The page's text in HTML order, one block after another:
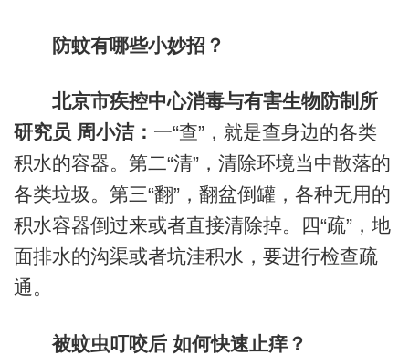
防蚊有哪些小妙招？
北京市疾控中心消毒与有害生物防制所
研究员 周小洁： 一“查”，就是查身边的各类
积水的容器。第二“清”，清除环境当中散落的
各类垃圾。第三“翻”，翻盆倒罐，各种无用的
积水容器倒过来或者直接清除掉。四“疏”，地
面排水的沟渠或者坑洼积水，要进行检查疏
通。
被蚊虫叮咬后 如何快速止痒？